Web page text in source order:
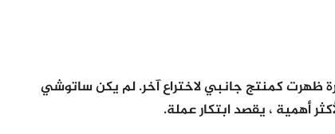
ظهرت كمنتج جانبي لاختراع آخر. لم يكن ساتوشي
أهمية ، يقصد ابتكار عملة.